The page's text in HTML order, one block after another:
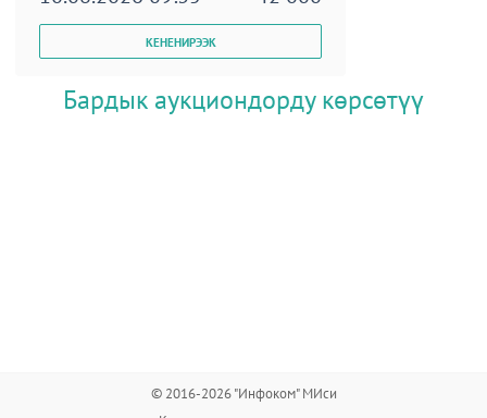
Бардык аукциондорду көрсөтүү
© 2016-2026 "Инфоком" МИси